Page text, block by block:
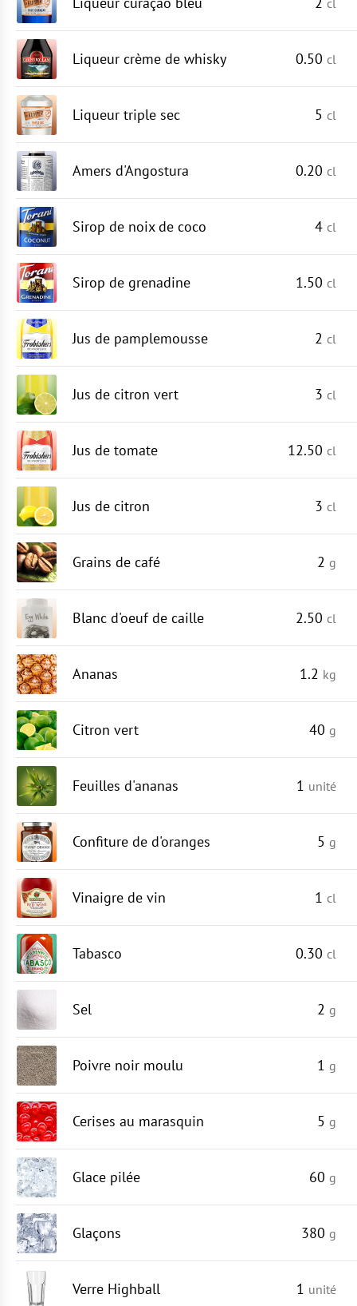
Liqueur crème de whisky 0.50 cl
Liqueur triple sec 5 cl
Amers d'Angostura 0.20 cl
Sirop de noix de coco 4 cl
Sirop de grenadine 1.50 cl
Jus de pamplemousse 2 cl
Jus de citron vert 3 cl
Jus de tomate 12.50 cl
Jus de citron 3 cl
Grains de café 2 g
Blanc d'oeuf de caille 2.50 cl
Ananas 1.2 kg
Citron vert 40 g
Feuilles d'ananas 1 unité
Confiture de d'oranges 5 g
Vinaigre de vin 1 cl
Tabasco 0.30 cl
Sel 2 g
Poivre noir moulu 1 g
Cerises au marasquin 5 g
Glace pilée 60 g
Glaçons 380 g
Verre Highball 1 unité